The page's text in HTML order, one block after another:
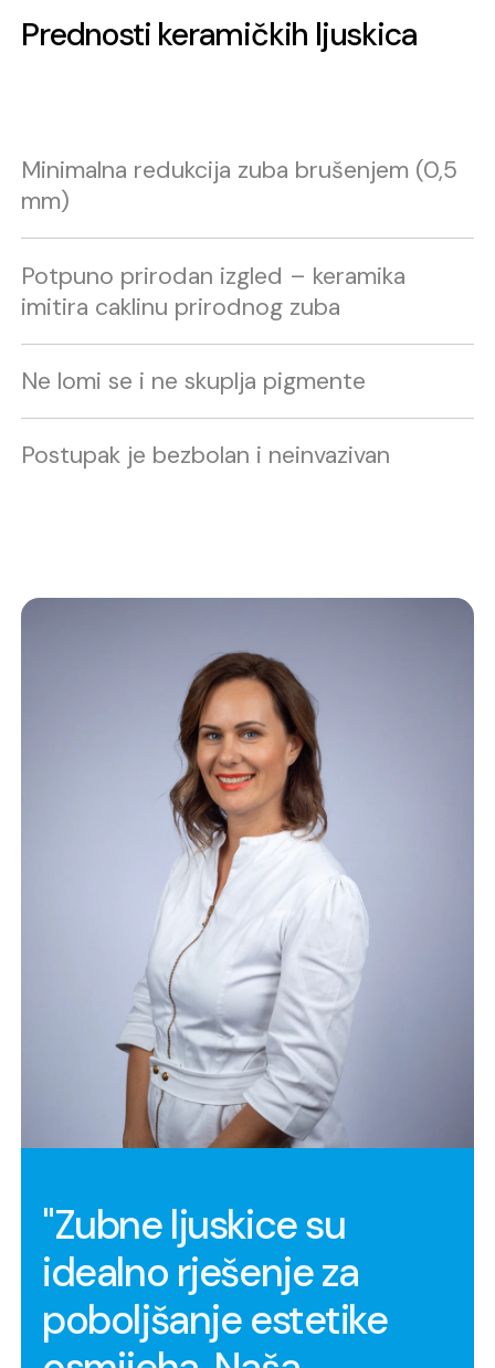
Prednosti keramičkih ljuskica
Minimalna redukcija zuba brušenjem (0,5
mm)
Potpuno prirodan izgled – keramika
imitira caklinu prirodnog zuba
Ne lomi se i ne skuplja pigmente
Postupak je bezbolan i neinvazivan
"Zubne ljuskice su
idealno rješenje za
poboljšanje estetike